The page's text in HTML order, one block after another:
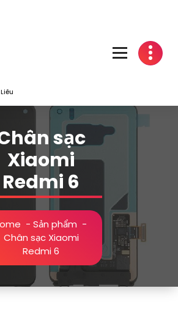
sạc
Xiaomi
Redmi 6
- Sản phẩm -
Chân sạc Xiaomi
Redmi 6